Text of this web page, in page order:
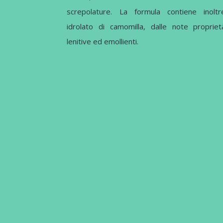
screpolature. La formula contiene
idrolato di camomilla, dalle note
lenitive ed emollienti.